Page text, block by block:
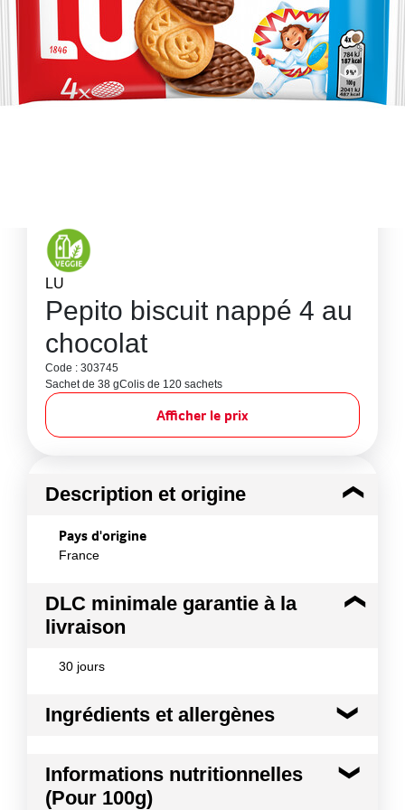
LU
Pepito biscuit nappé 4 au
chocolat
Code : 303745
Sachet de 38 gColis de 120 sachets
Afficher le prix
Description et origine
Pays d'origine
France
DLC minimale garantie à la
livraison
30 jours
Ingrédients et allergènes
Farine de BLE 51%, chocolat au LAIT 27% [sucre,
pâte de cacao, beurre de cacao, lactosérum en
Informations nutritionnelles
(Pour 100g)